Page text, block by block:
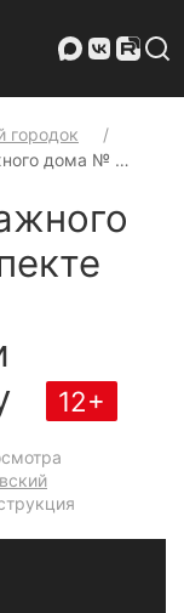
городок
дома № …
12+